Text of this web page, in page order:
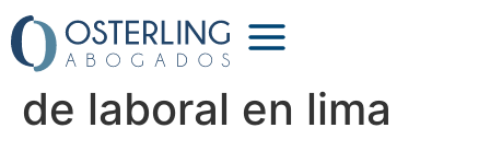
Etiqueta:abogados
de laboral en lima